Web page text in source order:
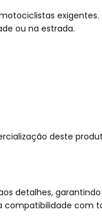
ou na estrada.
deste
detalhes,
com